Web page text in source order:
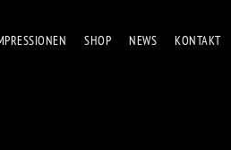
SHOP NEWS KON­TAKT